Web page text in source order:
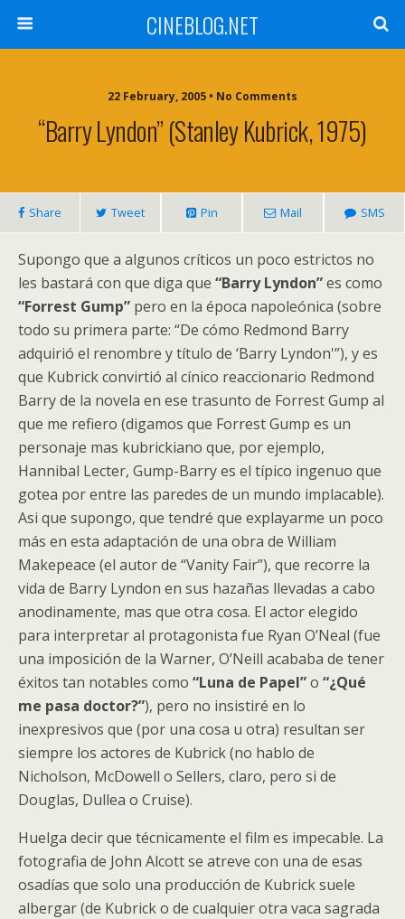
CINEBLOG.NET
22 February, 2005 • No Comments
“Barry Lyndon” (Stanley Kubrick, 1975)
Share Tweet Pin Mail SMS
Supongo que a algunos críticos un poco estrictos no
les bastará con que diga que “Barry Lyndon”es como
“Forrest Gump” pero en la época napoleónica (sobre
todo su primera parte: “De cómo Redmond Barry
adquirió el renombre y título de ‘Barry Lyndon'”), y es
que Kubrick convirtió al cínico reaccionario Redmond
Barry de la novela en ese trasunto de Forrest Gump al
que me refiero (digamos que Forrest Gump es un
personaje mas kubrickiano que, por ejemplo,
Hannibal Lecter, Gump-Barry es el típico ingenuo que
gotea por entre las paredes de un mundo implacable).
Asi que supongo, que tendré que explayarme un poco
más en esta adaptación de una obra de William
Makepeace (el autor de “Vanity Fair”), que recorre la
vida de Barry Lyndon en sus hazañas llevadas a cabo
anodinamente, mas que otra cosa. El actor elegido
para interpretar al protagonista fue Ryan O’Neal (fue
una imposición de la Warner, O’Neill acababa de tener
éxitos tan notables como “Luna de Papel”o “¿Qué
me pasa doctor?”), pero no insistiré en lo
inexpresivos que (por una cosa u otra) resultan ser
siempre los actores de Kubrick (no hablo de
Nicholson, McDowell o Sellers, claro, pero si de
Douglas, Dullea o Cruise).
Huelga decir que técnicamente el film es impecable. La
fotografia de John Alcott se atreve con una de esas
osadías que solo una producción de Kubrick suele
albergar (de Kubrick o de cualquier otra vaca sagrada